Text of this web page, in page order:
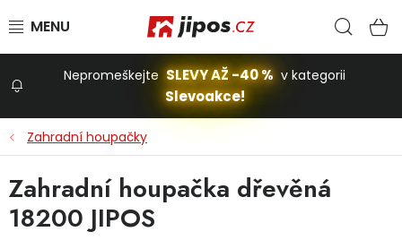
Stavba a dům
Nepromeškejte SLEVY AŽ -40 % v kategorii
Slevoakce!
Zahradní houpačky
Zahradní houpačka dřevěná
18200 JIPOS